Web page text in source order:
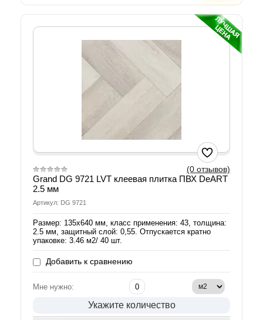
(0 отзывов)
Grand DG 9721 LVT клеевая плитка ПВХ DeART
2.5 мм
Артикул: DG 9721
Размер: 135х640 мм, класс применения: 43, толщина:
2.5 мм, защитный слой: 0,55. Отпускается кратно
упаковке: 3.46 м2/ 40 шт.
Добавить к сравнению
Мне нужно:
Укажите количество